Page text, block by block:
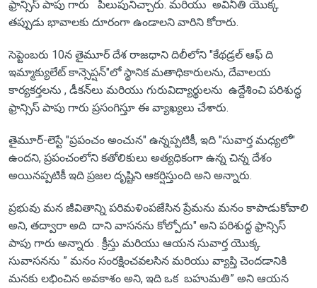
ఫ్రాన్సిస్ పాపు గారు పిలుపునిచ్చారు. మరియు అవినీతి యొక్క
తప్పుడు భావాలకు దూరంగా ఉండాలని వారిని కోరారు.
సెప్టెంబరు 10న తైమూర్ దేశ రాజధాని దిలీలోని "కేథడ్రల్ ఆఫ్ ది
ఇమ్మాక్యులేట్ కాన్సెప్షన్‌"లో స్థానిక మతాధికారులను, దేవాలయ
కార్యకర్తలను , డీకన్‌లు మరియు గురువిద్యార్థులను ఉద్దేశించి పరిశుద్ధ
ఫ్రాన్సిస్ పాపు గారు ప్రసంగిస్తూ ఈ వ్యాఖ్యలు చేశారు.
తైమూర్-లెస్టే "ప్రపంచం అంచున" ఉన్నప్పటికీ, ఇది "సువార్త మధ్యలో"
ఉందని, ప్రపంచంలోని కతోలికులు అత్యధికంగా ఉన్న చిన్న దేశం
అయినప్పటికీ ఇది ప్రజల దృష్టిని ఆకర్షిస్తుంది అని అన్నారు.
ప్రభువు మన జీవితాన్ని పరిమళింపజేసిన ప్రేమను మనం కాపాడుకోవాలి
అని, తద్వారా అది దాని వాసనను కోల్పోదు" అని పరిశుద్ధ ఫ్రాన్సిస్
పాపు గారు అన్నారు . క్రీస్తు మరియు ఆయన సువార్త యొక్క
సువాసనను ” మనం సంరక్షించవలసిన మరియు వ్యాప్తి చెందడానికి
మనకు లభించిన అవకాశం అని, ఇది ఒక బహుమతి” అని ఆయన